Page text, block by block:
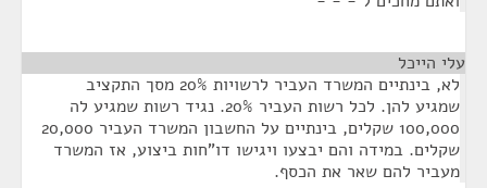
עלי הייכל
לא, בינתיים המשרד העביר לרשויות 20% מסך התקציב
שמגיע להן. לכל רשות העביר 20%. נגיד רשות שמגיע לה
100,000 שקלים, בינתיים על החשבון המשרד העביר 20,000
שקלים. במידה והם יבצעו ויגישו דו"חות ביצוע, אז המשרד
מעביר להם שאר את הכסף.